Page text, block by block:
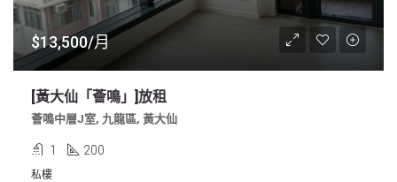
$13,500/月
[黃大仙「薈鳴」]放租
薈鳴中層J室, 九龍區, 黃大仙
1 200
私樓